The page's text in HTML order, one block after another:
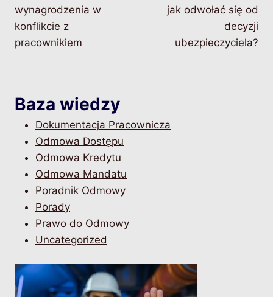
wynagrodzenia w
konflikcie z
pracownikiem
jak odwołać się od
decyzji
ubezpieczyciela?
Baza wiedzy
Dokumentacja Pracownicza
Odmowa Dostępu
Odmowa Kredytu
Odmowa Mandatu
Poradnik Odmowy
Porady
Prawo do Odmowy
Uncategorized